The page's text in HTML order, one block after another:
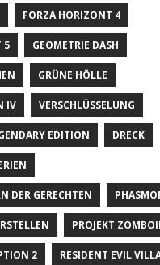
FORZA HORIZONT 4
5 GEOMETRIE DASH
GRÜNE HÖLLE
IV VERSCHLÜSSELUNG
EDITION DRECK
DER GERECHTEN
PROJEKT
2 RESIDENT EVIL